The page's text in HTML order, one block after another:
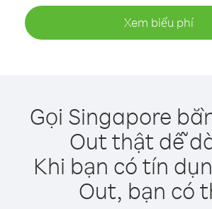
Xem biểu phí
Gọi Singapore
Out thật dễ
Khi bạn có tín
Out, bạn có